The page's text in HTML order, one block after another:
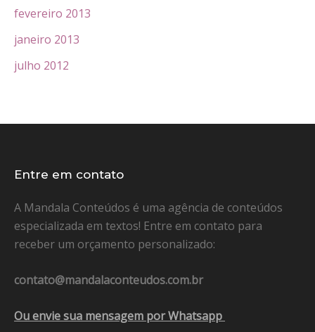
fevereiro 2013
janeiro 2013
julho 2012
Entre em contato
A Mandala Conteúdos é uma agência de conteúdos
especializada em textos! Entre em contato para
receber um orçamento personalizado:
contato@mandalaconteudos.com.br
Ou envie sua mensagem por Whatsapp